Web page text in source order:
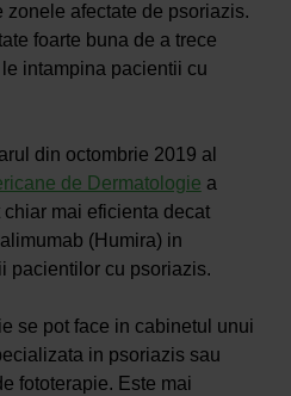
afectate de psoriazis.
foarte buna de a trece
intampina pacientii cu
din octombrie 2019 al
de Dermatologie a
mai eficienta decat
(Humira) in
pacientilor cu psoriazis.
se pot face in cabinetul unui
in psoriazis sau
fototerapie. Este mai